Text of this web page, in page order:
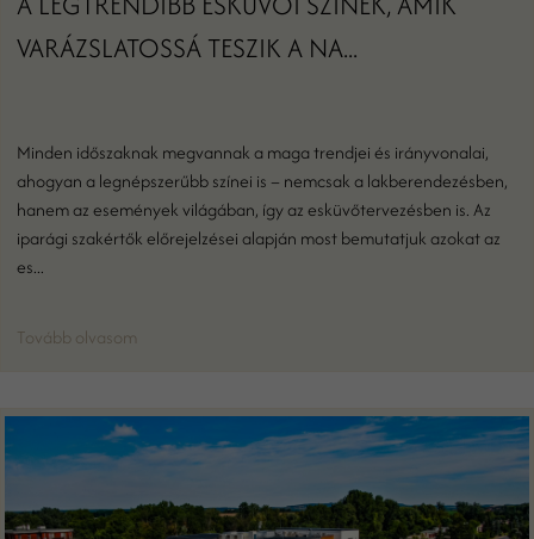
VARÁZSLATOSSÁ TESZIK A NA...
Minden időszaknak megvannak a maga trendjei és irányvonalai,
ahogyan a legnépszerűbb színei is – nemcsak a lakberendezésben,
hanem az események világában, így az esküvőtervezésben is. Az
iparági szakértők előrejelzései alapján most bemutatjuk azokat az
es...
Tovább olvasom